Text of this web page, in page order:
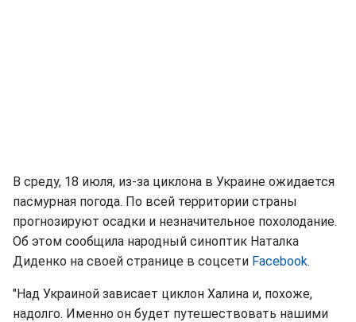
В среду, 18 июля, из-за циклона в Украине ожидается
пасмурная погода. По всей территории страны
прогнозируют осадки и незначительное похолодание.
Об этом сообщила народный синоптик Наталка
Диденко на своей странице в соцсети Facebook.
"Над Украиной зависает циклон Халина и, похоже,
надолго. Именно он будет путешествовать нашими